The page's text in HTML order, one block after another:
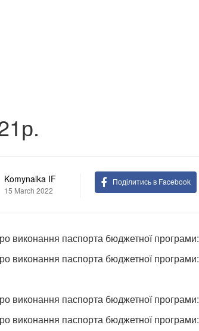
Komynalka IF
15 March 2022
Поділитись в Facebook
виконання паспорта бюджетної програми:
виконання паспорта бюджетної програми:
виконання паспорта бюджетної програми:
виконання паспорта бюджетної програми: